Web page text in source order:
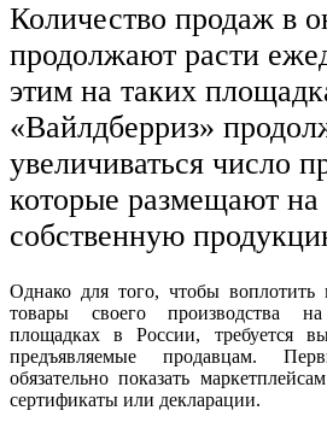
Количество продаж в
продолжают расти
этим на таких
«Вайлдберриз»
увеличиваться число
которые размещают на
собственную
Однако для того, чтобы воплотить
товары своего производства
площадках в России, требуется
предъявляемые продавцам.
обязательно показать
сертификаты или декларации.